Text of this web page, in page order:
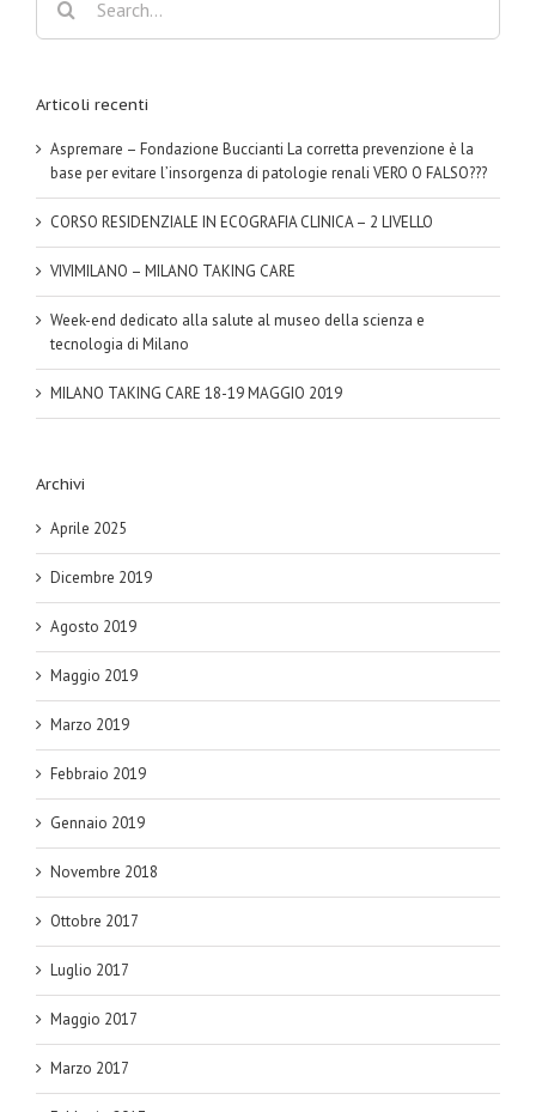
Articoli recenti
Aspremare – Fondazione Buccianti La corretta prevenzione è la
base per evitare l’insorgenza di patologie renali VERO O FALSO???
CORSO RESIDENZIALE IN ECOGRAFIA CLINICA – 2 LIVELLO
VIVIMILANO – MILANO TAKING CARE
Week-end dedicato alla salute al museo della scienza e
tecnologia di Milano
MILANO TAKING CARE 18-19 MAGGIO 2019
Archivi
Aprile 2025
Dicembre 2019
Agosto 2019
Maggio 2019
Marzo 2019
Febbraio 2019
Gennaio 2019
Novembre 2018
Ottobre 2017
Luglio 2017
Maggio 2017
Marzo 2017